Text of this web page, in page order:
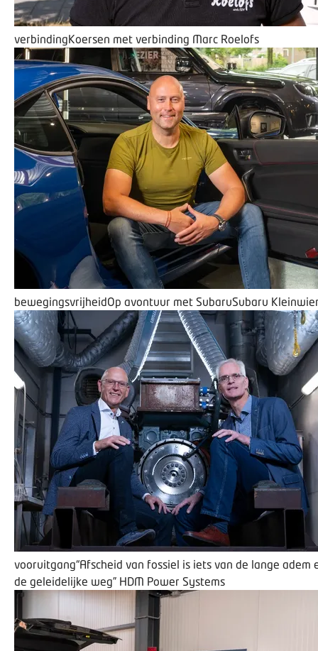
verbindingKoersen met verbinding Marc Roelofs
bewegingsvrijheidOp avontuur met SubaruSubaru
vooruitgang“Afscheid van fossiel is iets van de lange adem
de geleidelijke weg” HDM Power Systems